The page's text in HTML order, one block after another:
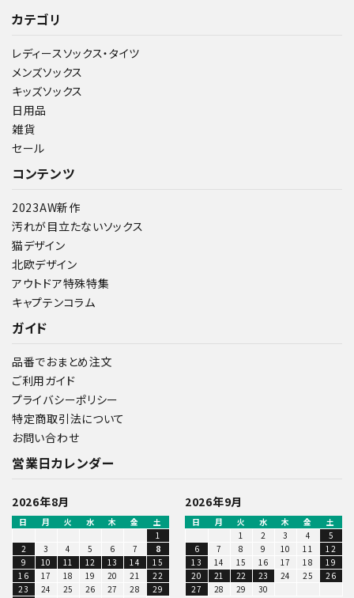
カテゴリ
レディースソックス・タイツ
メンズソックス
キッズソックス
日用品
雑貨
セール
コンテンツ
2023AW新作
汚れが目立たないソックス
猫デザイン
北欧デザイン
アウトドア特殊特集
キャプテンコラム
ガイド
品番でおまとめ注文
ご利用ガイド
プライバシーポリシー
特定商取引法について
お問い合わせ
営業日カレンダー
2026年8月
日 月 火 水 木 金
土
1
2
3 4 5 6 7
8
9
10 11 12 13 14
15
16
17 18 19 20 21
22
23
24 25 26 27 28
29
2026年9月
日 月 火 水 木 金
土
1
2 3 4
5
6
7 8 9 10 11
12
13
14 15 16 17 18
19
20
21 22 23 24 25
26
27
28 29 30